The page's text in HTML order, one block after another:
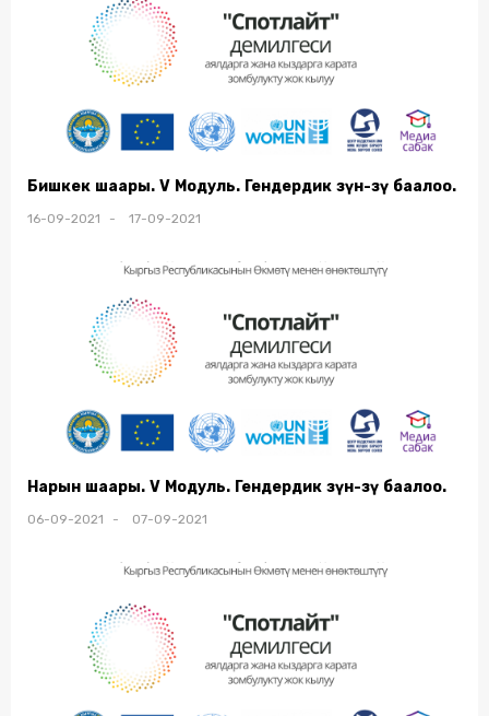
Бишкек шаары. V Модуль. Гендердик өзүн-өзү баалоо.
16-09-2021 - 17-09-2021
Нарын шаары. V Модуль. Гендердик өзүн-өзү баалоо.
06-09-2021 - 07-09-2021